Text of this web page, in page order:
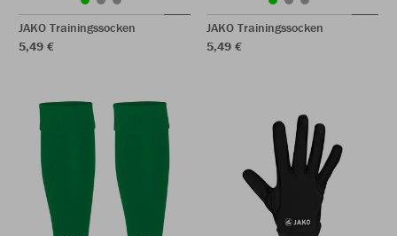
JAKO Trainingssocken
5,49 €
JAKO Trainingssocken
5,49 €